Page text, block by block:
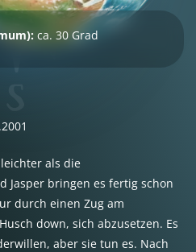
ca. 30 Grad
als die
Jasper bringen es fertig schon
durch einen Zug am
down, sich abzusetzen. Es
aber sie tun es. Nach